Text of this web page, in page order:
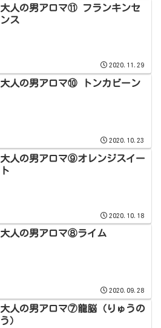
大人の男アロマ⑪ フランキンセ
ンス
2020.11.29
大人の男アロマ⑩ トンカビーン
2020.10.23
大人の男アロマ⑨オレンジスイー
ト
2020.10.18
大人の男アロマ⑧ライム
2020.09.28
大人の男アロマ⑦龍脳（りゅうの
う）